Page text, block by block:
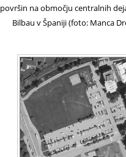
površin na območju centralnih
Bilbau v Španiji (foto: Manca